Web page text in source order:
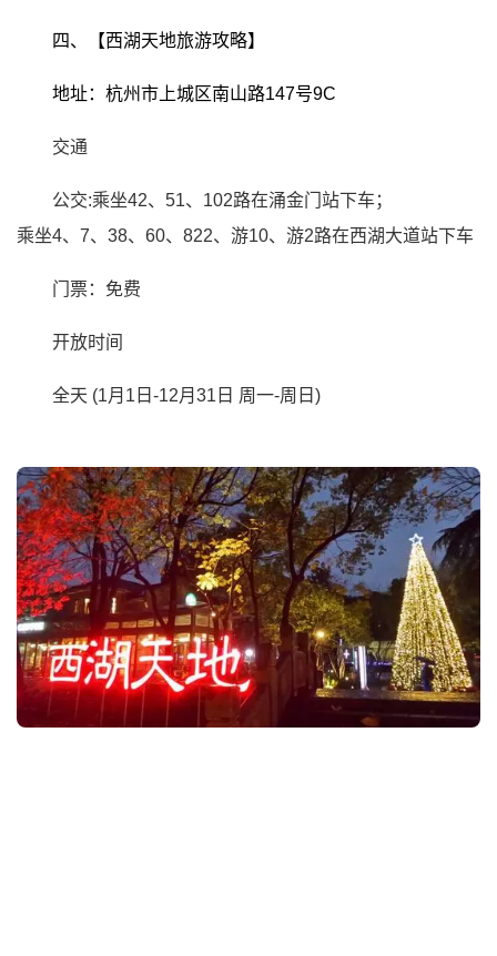
四、【西湖天地旅游攻略】
地址：杭州市上城区南山路147号9C
交通
公交:乘坐42、51、102路在涌金门站下车；
乘坐4、7、38、60、822、游10、游2路在西湖大道站下车
门票：免费
开放时间
全天 (1月1日-12月31日 周一-周日)